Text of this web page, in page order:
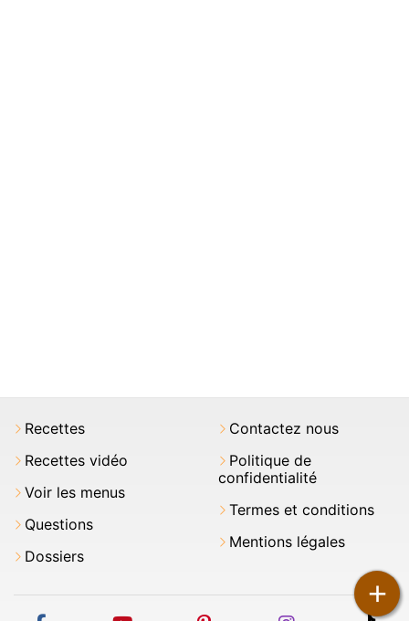
+
Recettes
Recettes vidéo
Voir les menus
Questions
Dossiers
Contactez nous
Politique de
confidentialité
Termes et conditions
Mentions légales